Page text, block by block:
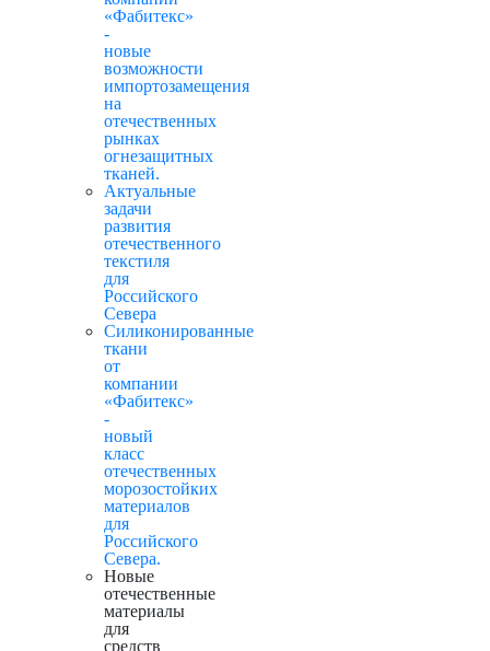
«Фабитекс»
-
новые
возможности
импортозамещения
на
отечественных
рынках
огнезащитных
тканей.
Актуальные
задачи
развития
отечественного
текстиля
для
Российского
Севера
Силиконированные
ткани
от
компании
«Фабитекс»
-
новый
класс
отечественных
морозостойких
материалов
для
Российского
Севера.
Новые
отечественные
материалы
для
средств